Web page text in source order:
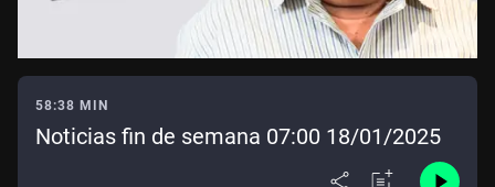
58:38 MIN
Noticias fin de semana 07:00 18/01/2025